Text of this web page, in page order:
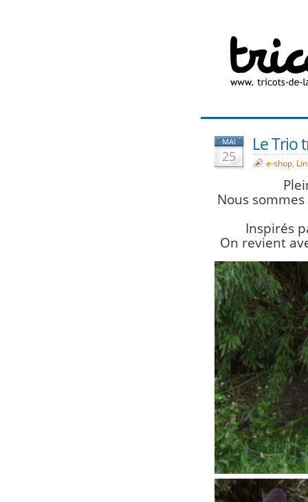
MAI
25
Le Trio
e-shop, Lin
Nous
Inspirés
On revient